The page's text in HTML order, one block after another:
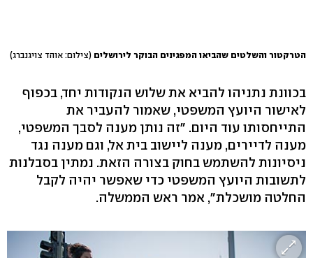
הטרקטור והשלטים שהביאו המפגינים הבוקר לירושלים (צילום: אוהד צויגנברג)
בכוונת נתניהו להביא את שלוש הנקודות יחד, בכפוף
לאישור היועץ המשפטי, שאמור להעביר את
התייחסותו עוד היום. "זה נותן מענה לסבך המשפטי,
מענה לדיירים, מענה ליישוב בית אל, וגם מענה נגד
ניסיונות להשתמש בחוק בצורה הזאת. נמתין בסבלנות
לתשובות היועץ המשפטי כדי שאפשר יהיה לקבל
החלטה מושכלת", אמר ראש הממשלה.